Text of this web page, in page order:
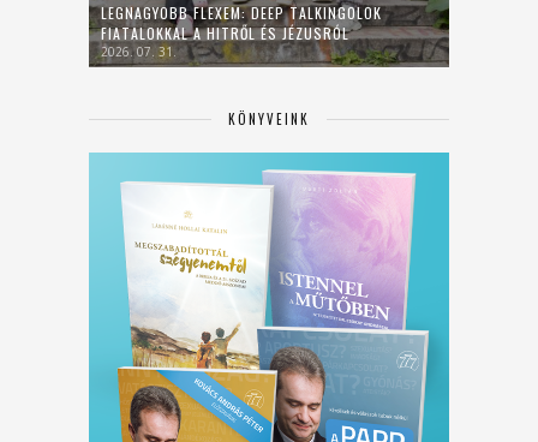
LEGNAGYOBB FLEXEM: DEEP TALKINGOLOK
FIATALOKKAL A HITRŐL ÉS JÉZUSRÓL
2026. 07. 31.
KÖNYVEINK